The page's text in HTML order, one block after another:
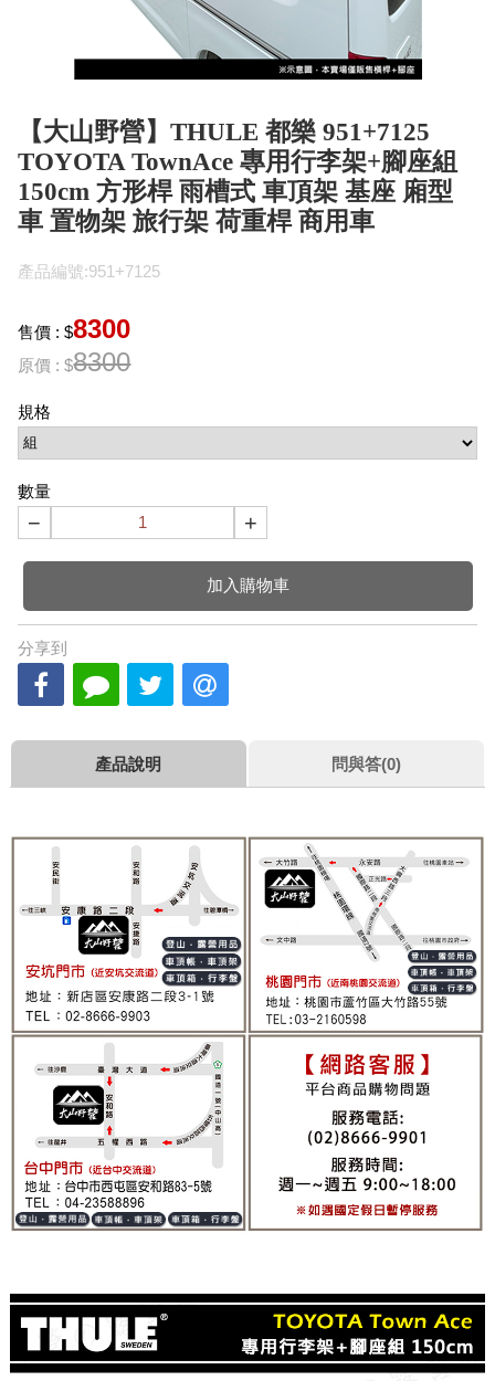
【大山野營】THULE 都樂 951+7125
TOYOTA TownAce 專用行李架+腳座組
150cm 方形桿 雨槽式 車頂架 基座 廂型
車 置物架 旅行架 荷重桿 商用車
產品編號:951+7125
售價 : $8300
原價 : $8300
規格
數量
− +
加入購物車
分享到
產品說明 問與答(0)